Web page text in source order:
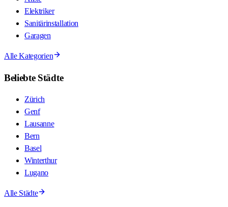
Elektriker
Sanitärinstallation
Garagen
Alle Kategorien
Beliebte Städte
Zürich
Genf
Lausanne
Bern
Basel
Winterthur
Lugano
Alle Städte